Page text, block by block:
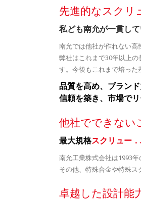
先進的なスクリ
私ども南允が一貫し
南允では他社が作れない高
弊社はこれまで30年以上
す。今後もこれまで培った
品質を高め、ブラン
信頼を築き、市場で
他社でできない
最大規格スクリュー
南允工業株式会社は1993
その他、特殊合金や特殊ス
卓越した設計